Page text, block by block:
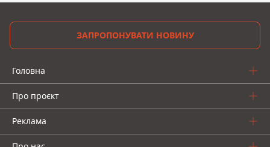
ЗАПРОПОНУВАТИ НОВИНУ
Головна
Про проєкт
Реклама